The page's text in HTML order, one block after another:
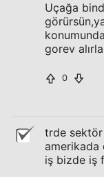
Uçağa
gorev
0
trde
amerikada
iş bizde iş